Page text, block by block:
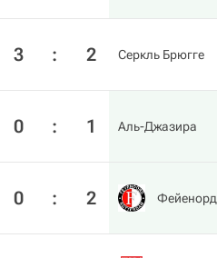
3 : 2 Серкль Брюгге
0 : 1 Аль-Джазира
0 : 2 Фейенорд